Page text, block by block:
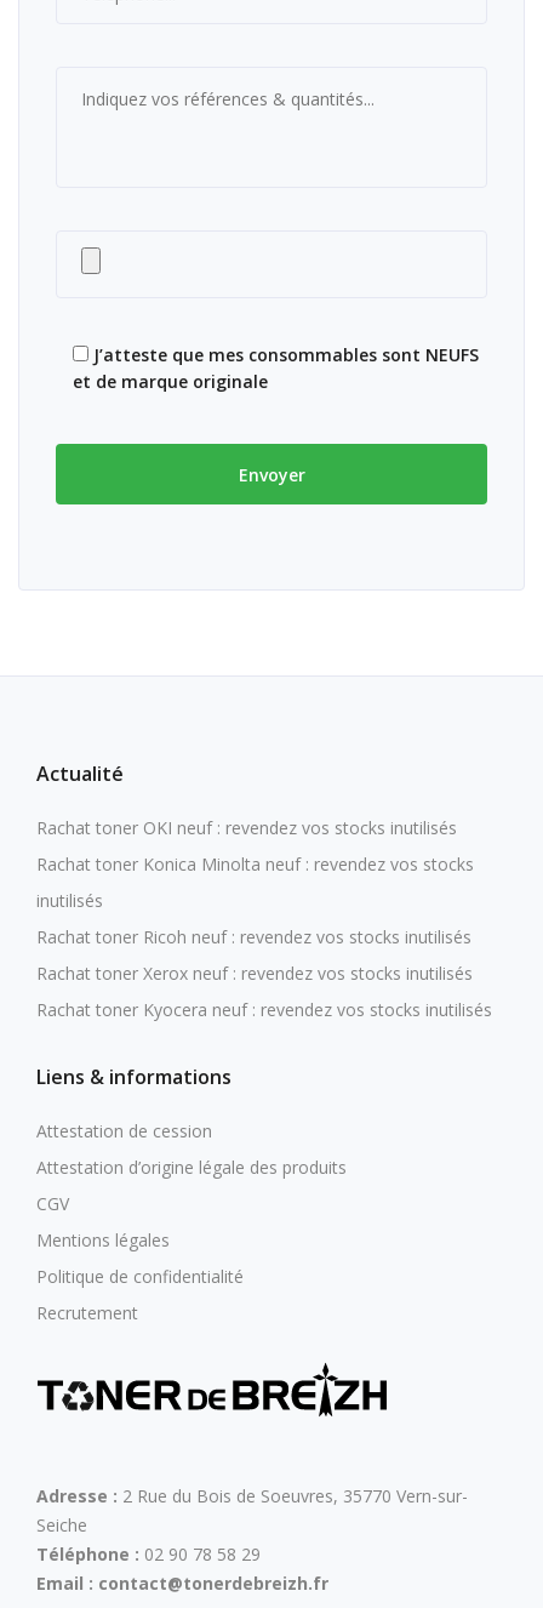
J’atteste que mes consommables sont NEUFS
et de marque originale
Actualité
Rachat toner OKI neuf : revendez vos stocks inutilisés
Rachat toner Konica Minolta neuf : revendez vos stocks
inutilisés
Rachat toner Ricoh neuf : revendez vos stocks inutilisés
Rachat toner Xerox neuf : revendez vos stocks inutilisés
Rachat toner Kyocera neuf : revendez vos stocks inutilisés
Liens & informations
Attestation de cession
Attestation d’origine légale des produits
CGV
Mentions légales
Politique de confidentialité
Recrutement
Adresse : 2 Rue du Bois de Soeuvres, 35770 Vern-sur-
Seiche
Téléphone : 02 90 78 58 29
Email : contact@tonerdebreizh.fr